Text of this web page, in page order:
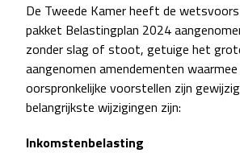
De Tweede Kamer heeft de
pakket Belastingplan 2024
zonder slag of stoot, getuige het
aangenomen amendementen waarmee
oorspronkelijke voorstellen zijn
belangrijkste wijzigingen zijn:
Inkomstenbelasting